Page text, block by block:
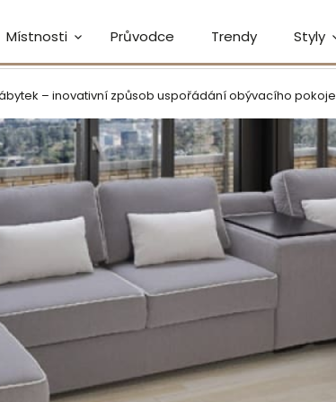
Místnosti Průvodce Trendy Styly
– inovativní způsob uspořádání obývacího pokoje